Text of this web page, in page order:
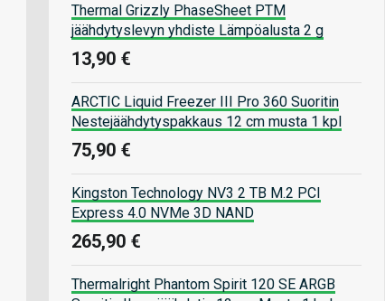
Thermal Grizzly PhaseSheet PTM
jäähdytyslevyn yhdiste Lämpöalusta 2 g
13,90 €
ARCTIC Liquid Freezer III Pro 360 Suoritin
Nestejäähdytyspakkaus 12 cm musta 1 kpl
75,90 €
Kingston Technology NV3 2 TB M.2 PCI
Express 4.0 NVMe 3D NAND
265,90 €
Thermalright Phantom Spirit 120 SE ARGB